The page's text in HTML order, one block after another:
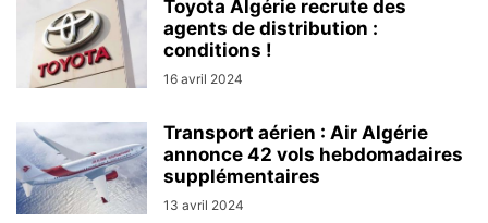
Toyota Algérie recrute des
agents de distribution :
conditions !
16 avril 2024
Transport aérien : Air Algérie
annonce 42 vols hebdomadaires
supplémentaires
13 avril 2024